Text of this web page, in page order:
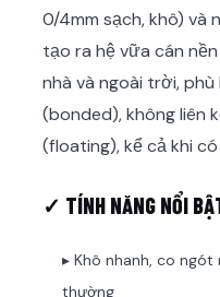
0/4mm sạch, khô) và
tạo ra hệ vữa cán
nhà và ngoài trời,
(bonded), không liên
(floating), kể cả khi
✓ TÍNH NĂNG NỔI
▸ Khô nhanh, co
thường